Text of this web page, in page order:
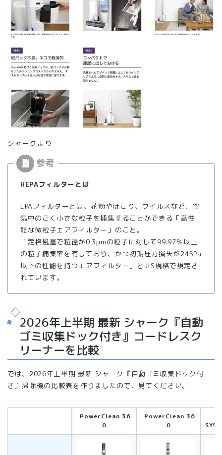
シャークより
HEPAフィルターとは
EPAフィルターとは、花粉やほこり、ウイルスなど、空
気中のごく小さな粒子を捕集することができる「高性
能な微粒子エアフィルター」のこと。
「定格風量で粒径が0.3μmの粒子に対して99.97％以上
の粒子捕集率を有しており、かつ初期圧力損失が245Pa
以下の性能を持つエアフィルター」とJIS規格で規定さ
れています。
2026年上半期 最新 シャーク『自動
ゴミ収集ドック付き』コードレスク
リーナーを比較
では、2026年上半期 最新 シャーク『自動ゴミ収集ドック付
き』掃除機の比較表を作りましたので、見てください。
PowerClean 36
0
PowerClean 36
0